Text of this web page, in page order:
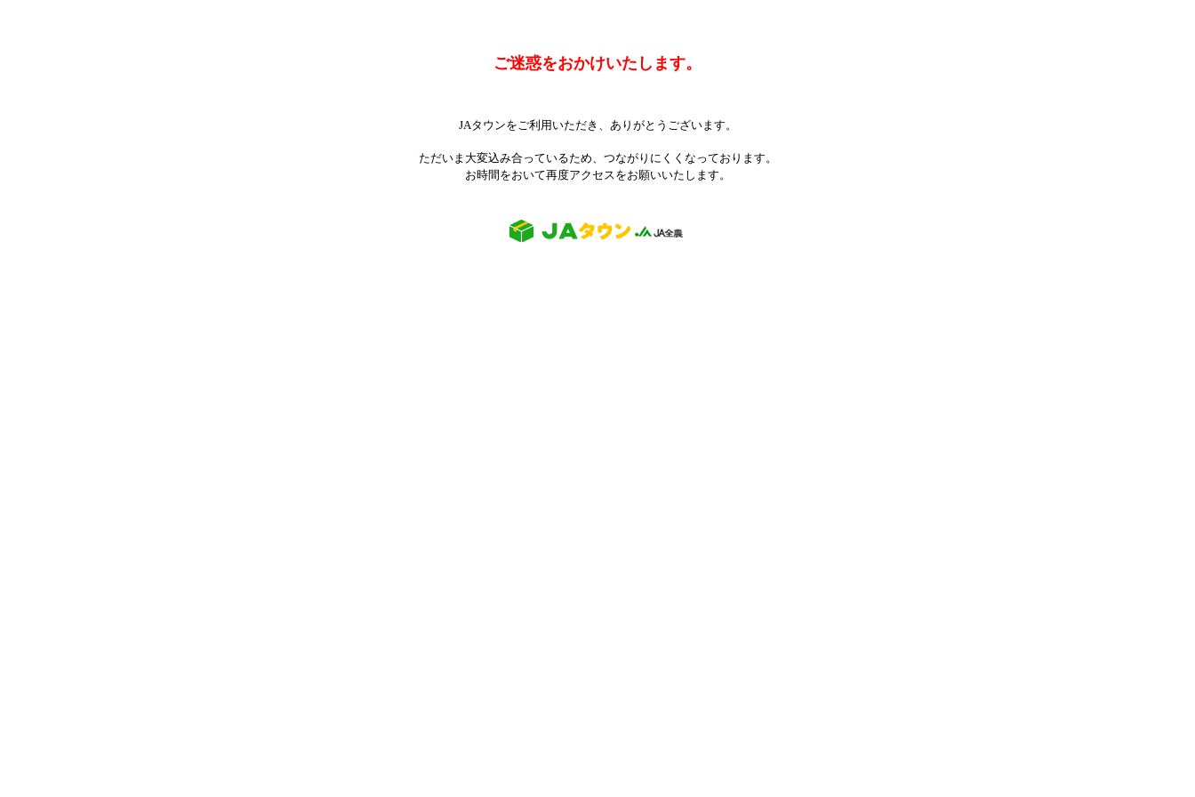
ご迷惑をおかけいたします。
JAタウンをご利用いただき、ありがとうございます。
ただいま大変込み合っているため、つながりにくくなっております。
お時間をおいて再度アクセスをお願いいたします。